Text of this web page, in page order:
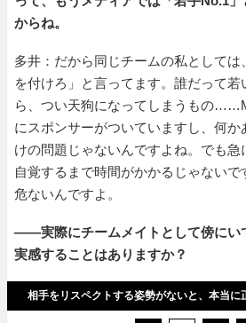
からね。
多井：だから同じチームの私として
を付けろ」と言ってます。誰だって若
ら、つい天狗になってしまうもの
にスポンサーがついていますし、何
けの問題じゃないんですよね。でも急
自覚するまで時間がかかるじゃない
危ないんですよ。
――実際にチームメイトとして傍にい
実感することはありますか？
相手をリスペクトする姿勢がないと、本当に